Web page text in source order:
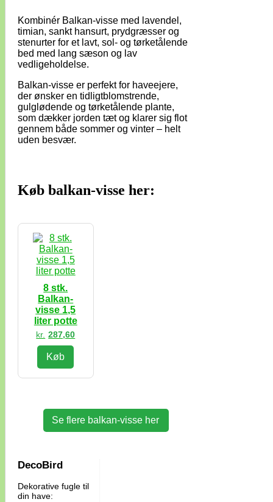
Kombinér Balkan-visse med lavendel,
timian, sankt hansurt, prydgræsser og
stenurter for et lavt, sol- og tørketålende
bed med lang sæson og lav
vedligeholdelse.
Balkan-visse er perfekt for haveejere,
der ønsker en tidligtblomstrende,
gulglødende og tørketålende plante,
som dækker jorden tæt og klarer sig flot
gennem både sommer og vinter – helt
uden besvær.
Køb balkan-visse her:
8 stk.
Balkan-
visse 1,5
liter potte
kr. 287,60
Køb
Se flere balkan-visse her
DecoBird
Dekorative fugle til
din have: